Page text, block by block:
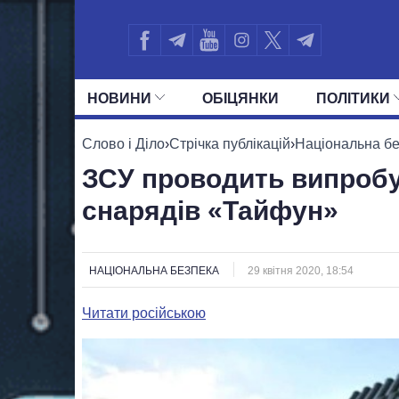
НОВИНИ ОБIЦЯНКИ ПОЛIТИКИ
УСІ ПОЛІТИКИ ПРЕЗИДЕНТ І
Слово і Діло›Стрічка публікацій›Національна
ЗСУ проводить
снарядів «Тайфун»
НАЦІОНАЛЬНА БЕЗПЕКА 29 квітня 2020, 18:54
Читати російською